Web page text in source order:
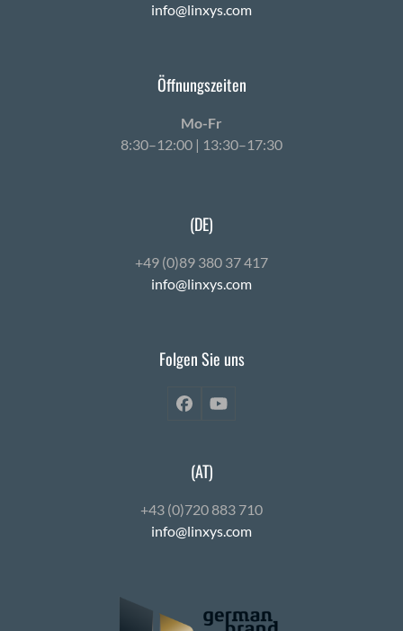
info@linxys.com
Öffnungszeiten
Mo-Fr
8:30–12:00 | 13:30–17:30
(DE)
+49 (0)89 380 37 417
info@linxys.com
Folgen Sie uns
FacebookYouTube
(AT)
+43 (0)720 883 710
info@linxys.com